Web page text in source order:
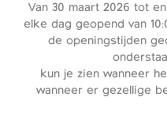
Van 30 maart 2026 tot
elke dag geopend van
de openingstijden
kun je zien wanneer
wanneer er gezellige